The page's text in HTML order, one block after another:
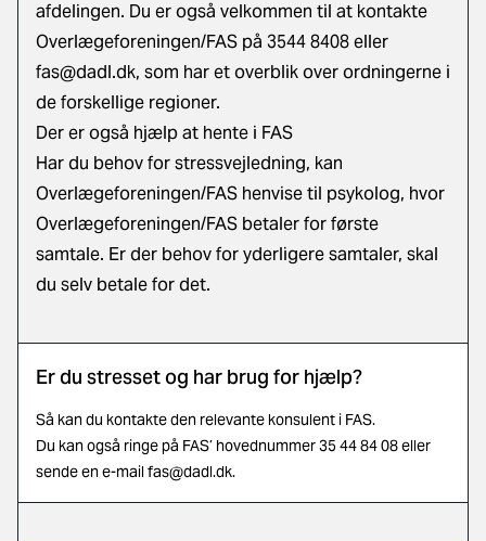
afdelingen. Du er også velkommen til at kontakte
Overlægeforeningen/FAS på 3544 8408 eller
fas@dadl.dk, som har et overblik over ordningerne i
de forskellige regioner.
Der er også hjælp at hente i FAS
Har du behov for stressvejledning, kan
Overlægeforeningen/FAS henvise til psykolog, hvor
Overlægeforeningen/FAS betaler for første
samtale. Er der behov for yderligere samtaler, skal
du selv betale for det.
Er du stresset og har brug for hjælp?
Så kan du kontakte den relevante konsulent i FAS.
Du kan også ringe på FAS’ hovednummer 35 44 84 08 eller
sende en e-mail fas@dadl.dk.